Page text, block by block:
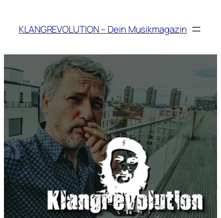
springen
KLANGREVOLUTION – Dein Musikmagazin